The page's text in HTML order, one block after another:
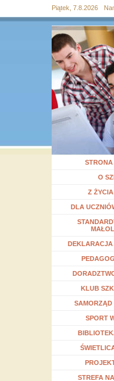
Przejdź
Przejdź do
wyszukiwania
Przejdź
Przejdź
Przejdź
Piątek, 7.8.2026
O
Rozwiń
Z
Rozwiń menu
DLA
DEKLARACJA
Rozwiń
Rozwiń
Rozwiń
KLUB
Rozwiń
SAMORZĄD
Rozwiń
SPORT
Rozwiń
Rozwiń
Rozwiń
Rozwiń
STREFA